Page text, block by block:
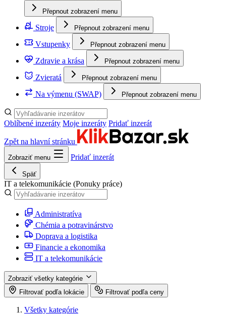
Přepnout zobrazení menu
Stroje Přepnout zobrazení menu
Vstupenky Přepnout zobrazení menu
Zdravie a krása Přepnout zobrazení menu
Zvieratá Přepnout zobrazení menu
Na výmenu (SWAP) Přepnout zobrazení menu
Oblíbené inzeráty Moje inzeráty Pridať inzerát
Zpět na hlavní stránku
Zobraziť menu Pridať inzerát
Späť
IT a telekomunikácie (Ponuky práce)
Administratíva
Chémia a potravinárstvo
Doprava a logistika
Financie a ekonomika
IT a telekomunikácie
Zobraziť všetky kategórie
Filtrovať podľa lokácie
Filtrovať podľa ceny
Všetky kategórie